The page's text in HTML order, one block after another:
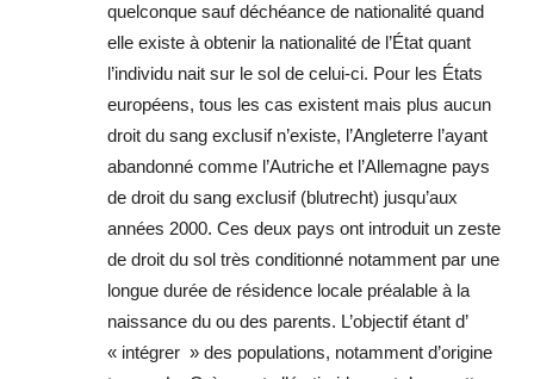
quelconque sauf déchéance de nationalité quand
elle existe à obtenir la nationalité de l’État quant
l’individu nait sur le sol de celui-ci. Pour les États
européens, tous les cas existent mais plus aucun
droit du sang exclusif n’existe, l’Angleterre l’ayant
abandonné comme l’Autriche et l’Allemagne pays
de droit du sang exclusif (blutrecht) jusqu’aux
années 2000. Ces deux pays ont introduit un zeste
de droit du sol très conditionné notamment par une
longue durée de résidence locale préalable à la
naissance du ou des parents. L’objectif étant d’
« intégrer » des populations, notamment d’origine